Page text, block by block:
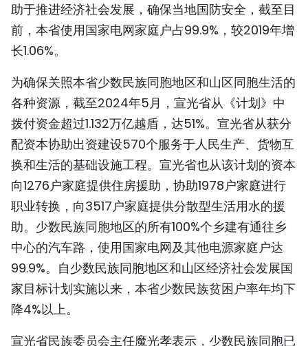
助于推进经济社会发展，确保当地国防安全，截至目
前，本省使用国家电网家庭户占99.9%，较2019年增
长1.06%。
为确保关照本省少数民族同胞地区和山区同胞生活的
各种资源，截至2024年5月，宣光省从《计划》中
拨付资金超过1.132万亿越盾，达51%。宣光省从获分
配资本协助出资建设570个服务于人民生产、货物互
换和生活的基础设施工程。宣光省也从该计划的资本
向1276户家庭提供住房援助，协助1978户家庭进行
职业转换，向3517户家庭提供分散型生活用水的援
助。少数民族同胞地区的所有100%个乡建有通往乡
中心的汽车路，使用国家电网及其他电源家庭户达
99.9%。自少数民族同胞地区和山区经济社会发展国
家目标计划实施以来，本省少数民族贫困户率年均下
降4%以上。
宣光省民族委员会主任魔光孝表示，少数民族同胞已